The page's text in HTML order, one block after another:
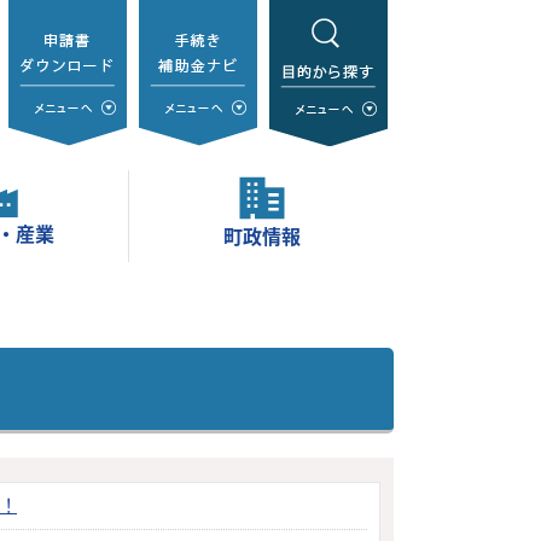
産業 町政情報